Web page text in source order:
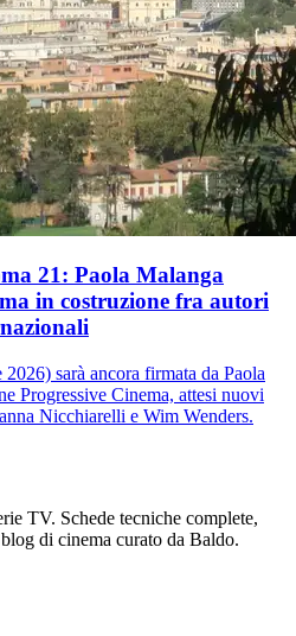
21: Paola Malanga
in costruzione fra autori
sarà ancora firmata da Paola
Progressive Cinema, attesi nuovi
Nicchiarelli e Wim Wenders.
TV. Schede tecniche complete,
di cinema curato da Baldo.